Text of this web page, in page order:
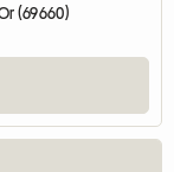
(69660)